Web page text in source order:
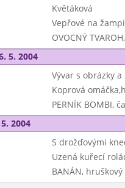
Květáková
Vepřové na
OVOCNÝ
5. 2004
Vývar s obrázky
Koprová
PERNÍK BOMBI,
2004
S drožďovými
Uzená kuřecí
BANÁN,